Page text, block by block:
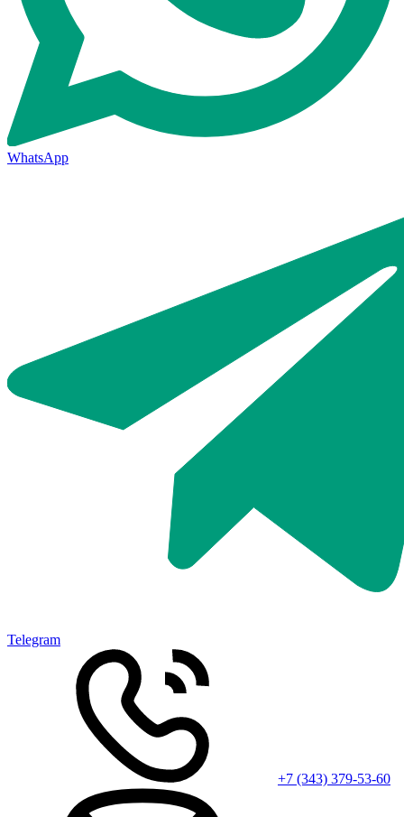
WhatsApp
Telegram
+7 (343) 379-53-60